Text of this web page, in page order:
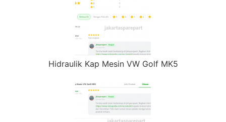
Hidraulik Kap Mesin VW Golf MK5